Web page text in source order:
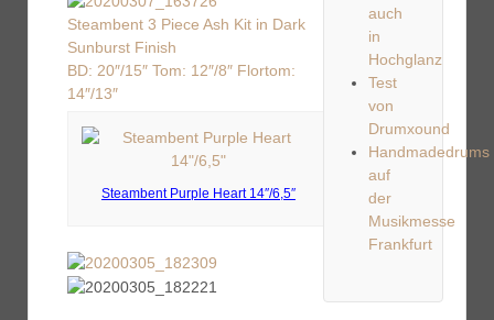
Steambent 3 Piece Ash Kit in Dark
Sunburst Finish
BD: 20″/15″ Tom: 12″/8″ Flortom:
14″/13″
Steambent Purple Heart 14″/6,5″
auch
in
Hochglanz
Test
von
Drumxound
Handmadedrums
auf
der
Musikmesse
Frankfurt